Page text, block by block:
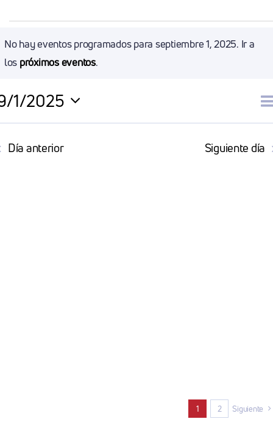
Aviso
No hay eventos programados para septiembre 1, 2025. Ir a
los próximos eventos.
1/2025
Día anterior Siguiente día
1 2 Siguiente